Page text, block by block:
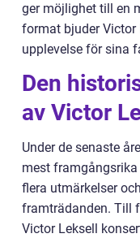
ger möjlighet till en
format bjuder Victor
upplevelse för sina
Den
av Victor
Under de senaste
mest
flera utmärkelser
framträdanden. Till
Victor Leksell